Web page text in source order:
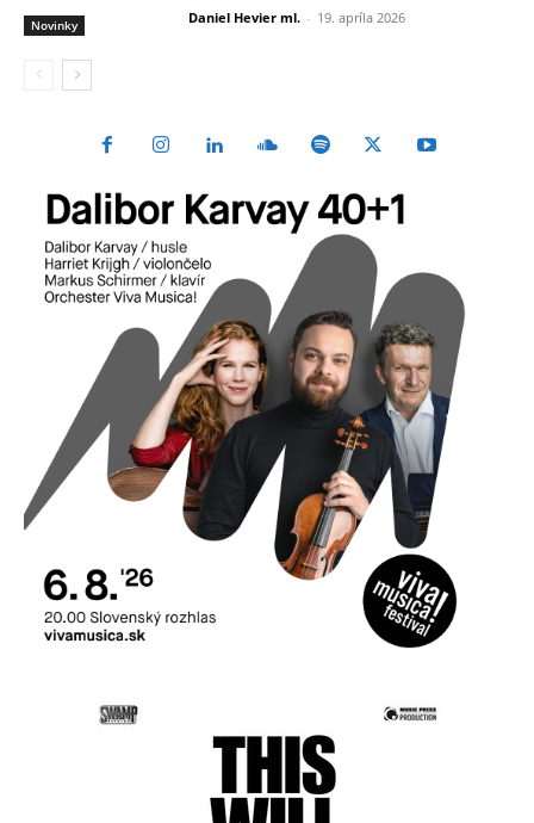
Novinky Daniel Hevier ml. - 19. apríla 2026